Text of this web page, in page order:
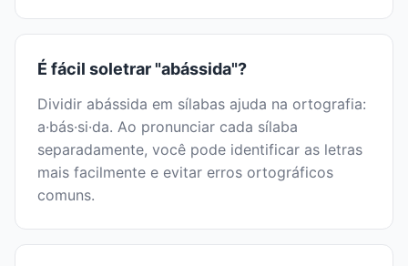
É fácil soletrar "abássida"?
Dividir abássida em sílabas ajuda na ortografia:
a·bás·si·da. Ao pronunciar cada sílaba
separadamente, você pode identificar as letras
mais facilmente e evitar erros ortográficos
comuns.